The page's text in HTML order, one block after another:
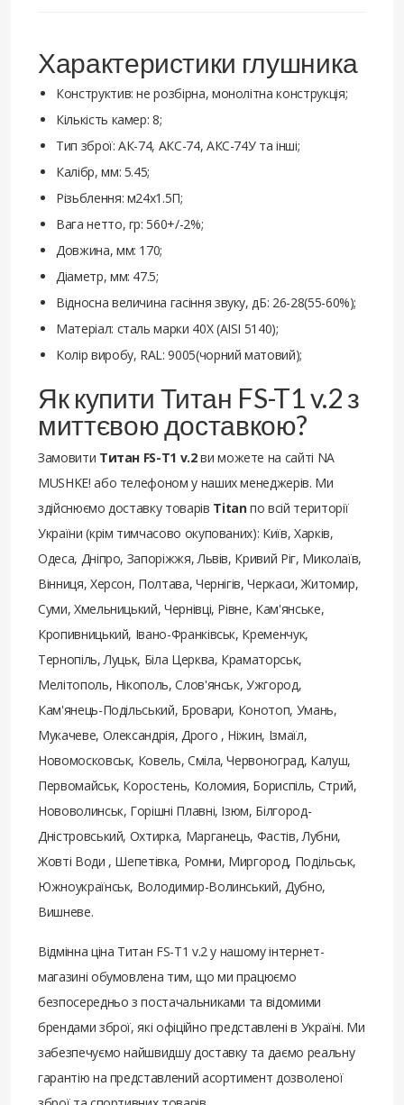
Характеристики глушника
Конструктив: не розбірна, монолітна конструкція;
Кількість камер: 8;
Тип зброї: АК-74, АКС-74, АКС-74У та інші;
Калібр, мм: 5.45;
Різьблення: м24х1.5П;
Вага нетто, гр: 560+/-2%;
Довжина, мм: 170;
Діаметр, мм: 47.5;
Відносна величина гасіння звуку, дБ: 26-28(55-60%);
Матеріал: сталь марки 40X (AISI 5140);
Колір виробу, RAL: 9005(чорний матовий);
Як купити Титан FS-T1 v.2 з
миттєвою доставкою?
Замовити Титан FS-T1 v.2ви можете на сайті NA
MUSHKE! або телефоном у наших менеджерів. Ми
здійснюємо доставку товарів Titanпо всій території
України (крім тимчасово окупованих): Київ, Харків,
Одеса, Дніпро, Запоріжжя, Львів, Кривий Ріг, Миколаїв,
Вінниця, Херсон, Полтава, Чернігів, Черкаси, Житомир,
Суми, Хмельницький, Чернівці, Рівне, Кам'янське,
Кропивницький, Івано-Франківськ, Кременчук,
Тернопіль, Луцьк, Біла Церква, Краматорськ,
Мелітополь, Нікополь, Слов'янськ, Ужгород,
Кам'янець-Подільський, Бровари, Конотоп, Умань,
Мукачеве, Олександрія, Дрого , Ніжин, Ізмаїл,
Новомосковськ, Ковель, Сміла, Червоноград, Калуш,
Первомайськ, Коростень, Коломия, Бориспіль, Стрий,
Нововолинськ, Горішні Плавні, Ізюм, Білгород-
Дністровський, Охтирка, Марганець, Фастів, Лубни,
Жовті Води , Шепетівка, Ромни, Миргород, Подільськ,
Южноукраїнськ, Володимир-Волинський, Дубно,
Вишневе.
Відмінна ціна Титан FS-T1 v.2 у нашому інтернет-
магазині обумовлена ​​тим, що ми працюємо
безпосередньо з постачальниками та відомими
брендами зброї, які офіційно представлені в Україні. Ми
забезпечуємо найшвидшу доставку та даємо реальну
гарантію на представлений асортимент дозволеної